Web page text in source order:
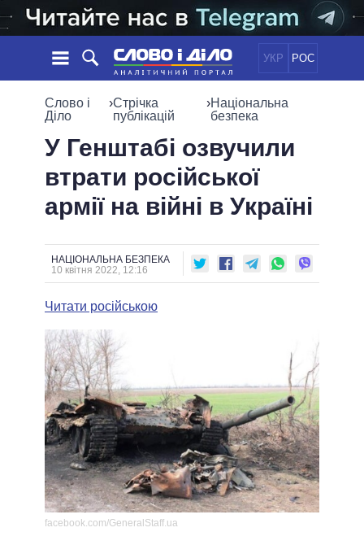
УКР РОС
НОВИНИ
СТРІЧКА
СТАТТІ
ДУМКИ
ДАЙДЖЕСТИ
ЕКОНОМІКА
СУСПІЛЬСТВО
СВІТ
ОБIЦЯНКИ
ПОЛIТИКИ
УСІ ПОЛІТИКИ
ВЕРХОВНА РАДА
КАБІНЕТ МІНІСТРІВ
ГОЛОВИ ОБЛАДМІНІСТРАЦІЙ
МЕРИ МІСТ
ВСІ ПЕРСОНИ
ІНФОГРАФІКА
ВІДЕО
ПІДТРИМАТИ
ПОРІВНЯННЯ ПОЛІТИКІВ
Слово і
Діло
›Стрічка
публікацій
›Національна
безпека
У Генштабі озвучили
втрати російської
армії на війні в Україні
НАЦІОНАЛЬНА БЕЗПЕКА
10 квітня 2022, 12:16
Читати російською
facebook.com/GeneralStaff.ua